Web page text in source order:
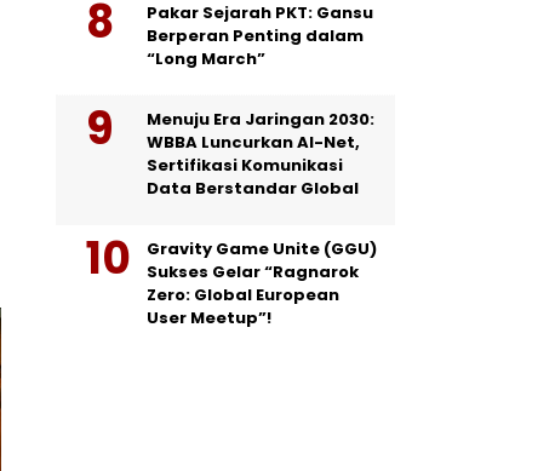
Pakar Sejarah PKT: Gansu
Berperan Penting dalam
“Long March”
Menuju Era Jaringan 2030:
WBBA Luncurkan AI-Net,
Sertifikasi Komunikasi
Data Berstandar Global
Gravity Game Unite (GGU)
Sukses Gelar “Ragnarok
Zero: Global European
User Meetup”!